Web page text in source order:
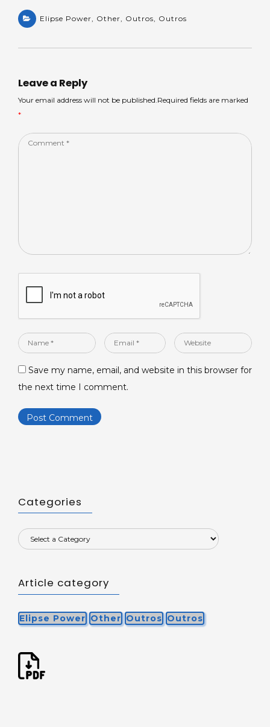
a
ts
p
p
a
m
c
e
o
k
e
ar
e
Elipse Power, Other, Outros, Outros
Leave a Reply
Your email address will not be published.Required fields are marked
*
Comment
Name
Email
Website
Save my name, email, and website in this browser for
the next time I comment.
Categories
Article category
Elipse Power Other Outros Outros